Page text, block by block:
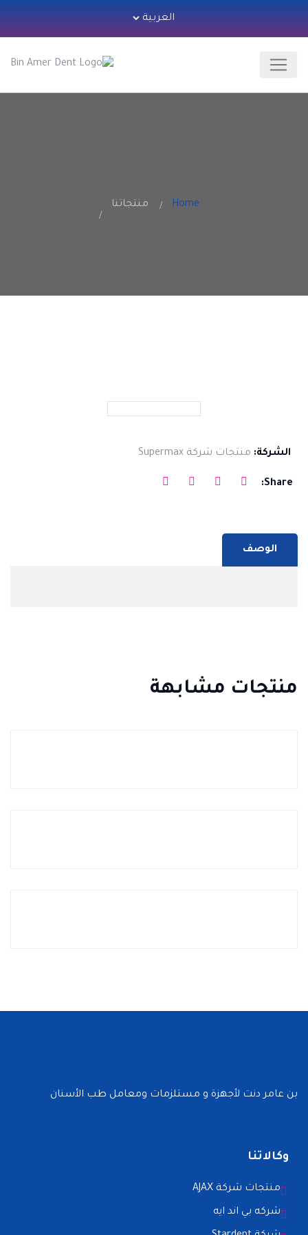
Home منتجاتنا
الشركة: منتجات شركة Supermax
Share:
الوصف
منتجات مشابهة
بن عامر دنت لأجهزة و مستلزمات ومعامل طب الأسنان
وكالاتنا
منتجات شركة AJAX
شركه بي اند ايه